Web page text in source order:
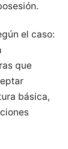
el caso:
que
básica,